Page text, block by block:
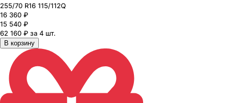
255/70 R16 115/112Q
16 360 ₽
15 540 ₽
62 160 ₽ за 4 шт.
В корзину